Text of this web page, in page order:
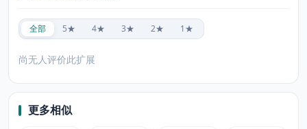
全部 5★ 4★ 3★ 2★ 1★
尚无人评价此扩展
更多相似